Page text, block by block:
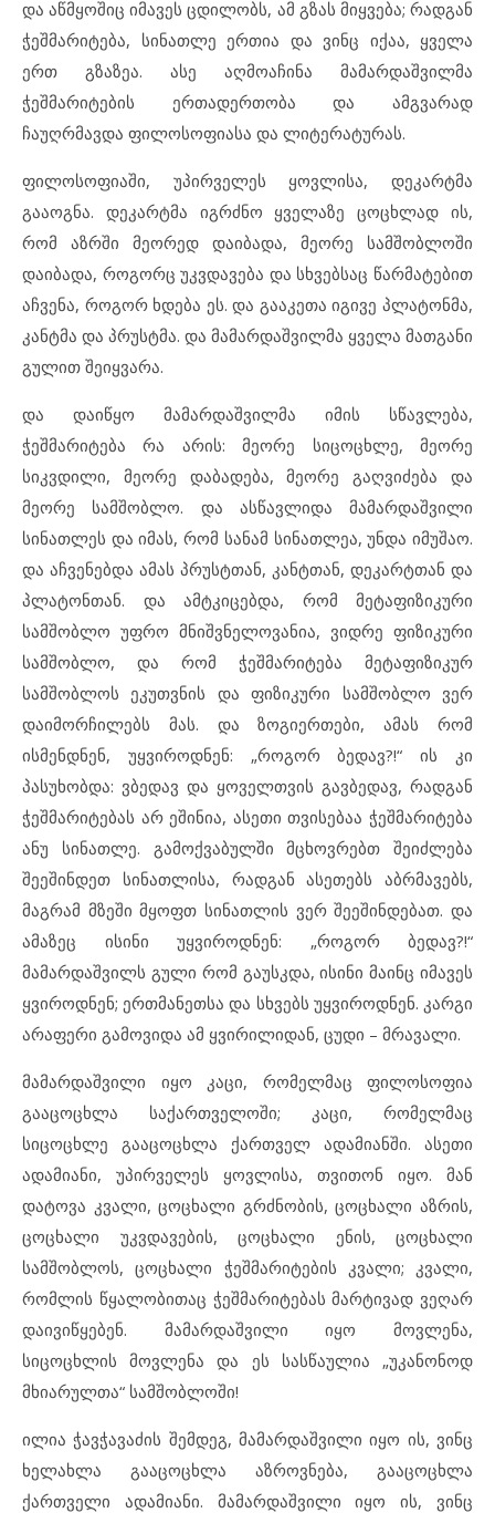
და აწმყოშიც იმავეს ცდილობს, ამ გზას მიყვება; რადგან
ჭეშმარიტება, სინათლე ერთია და ვინც იქაა, ყველა
ერთ გზაზეა. ასე აღმოაჩინა მამარდაშვილმა
ჭეშმარიტების ერთადერთობა და ამგვარად
ჩაუღრმავდა ფილოსოფიასა და ლიტერატურას.
ფილოსოფიაში, უპირველეს ყოვლისა, დეკარტმა
გააოგნა. დეკარტმა იგრძნო ყველაზე ცოცხლად ის,
რომ აზრში მეორედ დაიბადა, მეორე სამშობლოში
დაიბადა, როგორც უკვდავება და სხვებსაც წარმატებით
აჩვენა, როგორ ხდება ეს. და გააკეთა იგივე პლატონმა,
კანტმა და პრუსტმა. და მამარდაშვილმა ყველა მათგანი
გულით შეიყვარა.
და დაიწყო მამარდაშვილმა იმის სწავლება,
ჭეშმარიტება რა არის: მეორე სიცოცხლე, მეორე
სიკვდილი, მეორე დაბადება, მეორე გაღვიძება და
მეორე სამშობლო. და ასწავლიდა მამარდაშვილი
სინათლეს და იმას, რომ სანამ სინათლეა, უნდა იმუშაო.
და აჩვენებდა ამას პრუსტთან, კანტთან, დეკარტთან და
პლატონთან. და ამტკიცებდა, რომ მეტაფიზიკური
სამშობლო უფრო მნიშვნელოვანია, ვიდრე ფიზიკური
სამშობლო, და რომ ჭეშმარიტება მეტაფიზიკურ
სამშობლოს ეკუთვნის და ფიზიკური სამშობლო ვერ
დაიმორჩილებს მას. და ზოგიერთები, ამას რომ
ისმენდნენ, უყვიროდნენ: „როგორ ბედავ?!“ ის კი
პასუხობდა: ვბედავ და ყოველთვის გავბედავ, რადგან
ჭეშმარიტებას არ ეშინია, ასეთი თვისებაა ჭეშმარიტება
ანუ სინათლე. გამოქვაბულში მცხოვრებთ შეიძლება
შეეშინდეთ სინათლისა, რადგან ასეთებს აბრმავებს,
მაგრამ მზეში მყოფთ სინათლის ვერ შეეშინდებათ. და
ამაზეც ისინი უყვიროდნენ: „როგორ ბედავ?!“
მამარდაშვილს გული რომ გაუსკდა, ისინი მაინც იმავეს
ყვიროდნენ; ერთმანეთსა და სხვებს უყვიროდნენ. კარგი
არაფერი გამოვიდა ამ ყვირილიდან, ცუდი – მრავალი.
მამარდაშვილი იყო კაცი, რომელმაც ფილოსოფია
გააცოცხლა საქართველოში; კაცი, რომელმაც
სიცოცხლე გააცოცხლა ქართველ ადამიანში. ასეთი
ადამიანი, უპირველეს ყოვლისა, თვითონ იყო. მან
დატოვა კვალი, ცოცხალი გრძნობის, ცოცხალი აზრის,
ცოცხალი უკვდავების, ცოცხალი ენის, ცოცხალი
სამშობლოს, ცოცხალი ჭეშმარიტების კვალი; კვალი,
რომლის წყალობითაც ჭეშმარიტებას მარტივად ვეღარ
დაივიწყებენ. მამარდაშვილი იყო მოვლენა,
სიცოცხლის მოვლენა და ეს სასწაულია „უკანონოდ
მხიარულთა“ სამშობლოში!
ილია ჭავჭავაძის შემდეგ, მამარდაშვილი იყო ის, ვინც
ხელახლა გააცოცხლა აზროვნება, გააცოცხლა
ქართველი ადამიანი. მამარდაშვილი იყო ის, ვინც